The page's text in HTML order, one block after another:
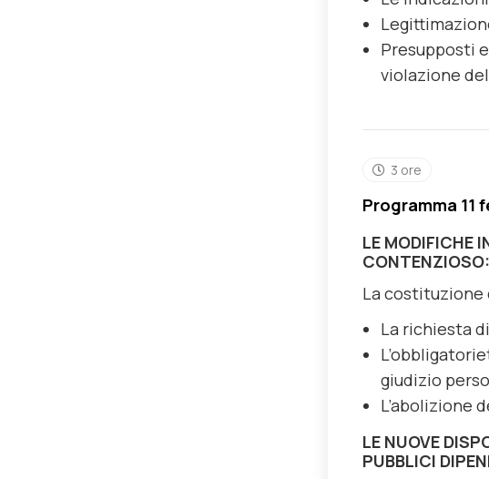
Presupposti
violazione
3 ore
Programma 11
LE MODIFICHE
CONTENZIOSO:
La costituzione
La richiesta
giudizio
L’abolizione
LE NUOVE
PUBBLICI